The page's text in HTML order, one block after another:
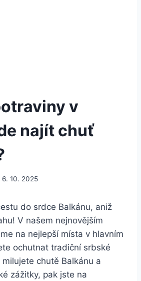
v
najít chuť
6. 10. 2025
do srdce Balkánu, aniž
V našem nejnovějším
na nejlepší místa v hlavním
ochutnat tradiční srbské
chutě Balkánu a
zážitky, pak jste na